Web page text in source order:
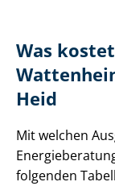
Was
Heid
Mit welchen
folgenden